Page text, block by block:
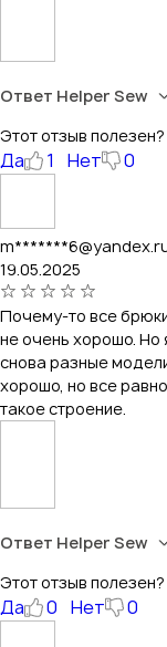
Ответ Helper Sew
Этот отзыв полезен?
Да 1 Нет 0
19.05.2025
Почему-то все
не очень хорошо. Но
снова разные
хорошо, но все
такое строение.
Ответ Helper Sew
Этот отзыв полезен?
Да 0 Нет 0